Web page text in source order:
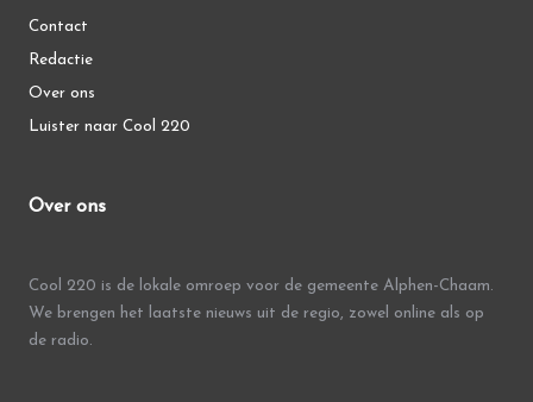
Contact
Redactie
Over ons
Luister naar Cool 220
Over ons
Cool 220 is de lokale omroep voor de gemeente Alphen-Chaam.
We brengen het laatste nieuws uit de regio, zowel online als op
de radio.